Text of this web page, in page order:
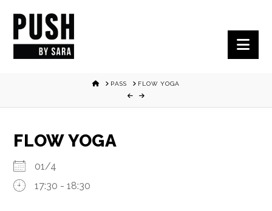
HOMEPASS FLOW YOGA
FLOW YOGA
01/4
17:30 - 18:30